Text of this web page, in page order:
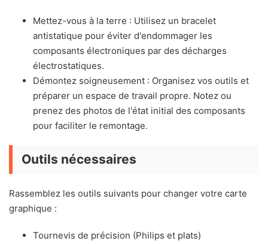
Mettez-vous à la terre : Utilisez un bracelet
antistatique pour éviter d'endommager les
composants électroniques par des décharges
électrostatiques.
Démontez soigneusement : Organisez vos outils et
préparer un espace de travail propre. Notez ou
prenez des photos de l'état initial des composants
pour faciliter le remontage.
Outils nécessaires
Rassemblez les outils suivants pour changer votre carte
graphique :
Tournevis de précision (Philips et plats)